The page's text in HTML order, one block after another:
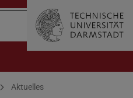
Aktuelles